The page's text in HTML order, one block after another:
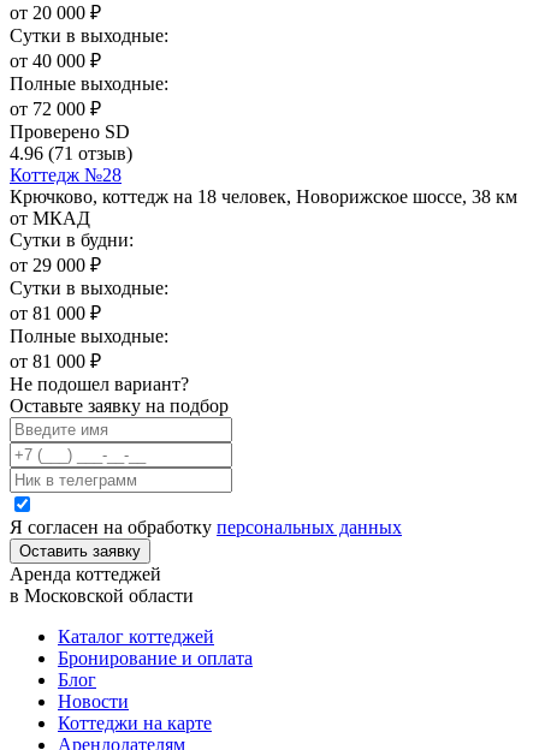
от 20 000 ₽
Сутки в выходные:
от 40 000 ₽
Полные выходные:
от 72 000 ₽
Проверено SD
4.96 (71 отзыв)
Коттедж №28
Крючково, коттедж на 18 человек, Новорижское шоссе, 38 км
от МКАД
Сутки в будни:
от 29 000 ₽
Сутки в выходные:
от 81 000 ₽
Полные выходные:
от 81 000 ₽
Не подошел вариант?
Оставьте заявку на подбор
Я согласен на обработку персональных данных
Оставить заявку
Аренда коттеджей
в Московской области
Каталог коттеджей
Бронирование и оплата
Блог
Новости
Коттеджи на карте
Арендодателям